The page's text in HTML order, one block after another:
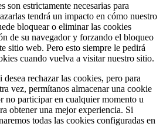
son estrictamente necesarias para
tendrá un impacto en cómo nuestro
bloquear o eliminar las cookies
de su navegador y forzando el bloqueo
sitio web. Pero esto siempre le pedirá
cuando vuelva a visitar nuestro sitio.
desea rechazar las cookies, pero para
vez, permítanos almacenar una cookie
no participar en cualquier momento u
obtener una mejor experiencia. Si
todas las cookies configuradas en